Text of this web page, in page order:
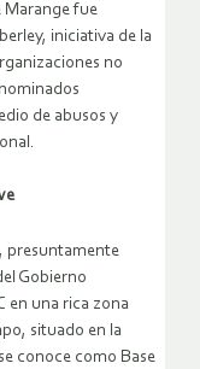
Marange fue
iniciativa de la
no
de abusos y
presuntamente
Gobierno
en una rica zona
situado en la
conoce como Base